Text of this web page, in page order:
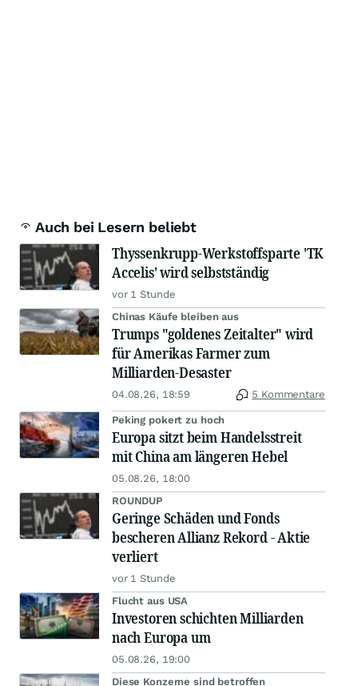
Auch bei Lesern beliebt
Thyssenkrupp-Werkstoffsparte 'TK
Accelis' wird selbstständig
vor 1 Stunde
Chinas Käufe bleiben aus
Trumps "goldenes Zeitalter" wird
für Amerikas Farmer zum
Milliarden-Desaster
04.08.26, 18:59 5 Kommentare
Peking pokert zu hoch
Europa sitzt beim Handelsstreit
mit China am längeren Hebel
05.08.26, 18:00
ROUNDUP
Geringe Schäden und Fonds
bescheren Allianz Rekord - Aktie
verliert
vor 1 Stunde
Flucht aus USA
Investoren schichten Milliarden
nach Europa um
05.08.26, 19:00
Diese Konzerne sind betroffen